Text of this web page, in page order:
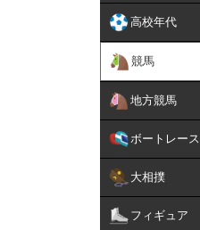
高校年代
競馬
地方競馬
ボートレース
大相撲
フィギュア